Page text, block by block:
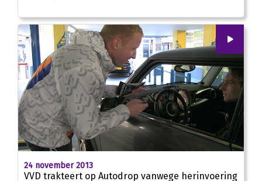
00:00
24 november 2013
VVD trakteert op Autodrop vanwege herinvoering